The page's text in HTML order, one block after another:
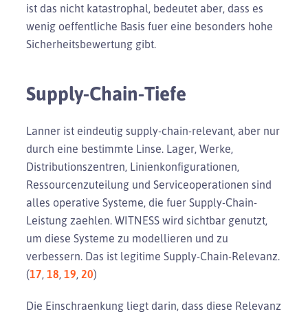
ist das nicht katastrophal, bedeutet aber, dass es
wenig oeffentliche Basis fuer eine besonders hohe
Sicherheitsbewertung gibt.
Supply-Chain-Tiefe
Lanner ist eindeutig supply-chain-relevant, aber nur
durch eine bestimmte Linse. Lager, Werke,
Distributionszentren, Linienkonfigurationen,
Ressourcenzuteilung und Serviceoperationen sind
alles operative Systeme, die fuer Supply-Chain-
Leistung zaehlen. WITNESS wird sichtbar genutzt,
um diese Systeme zu modellieren und zu
verbessern. Das ist legitime Supply-Chain-Relevanz.
(17, 18, 19, 20)
Die Einschraenkung liegt darin, dass diese Relevanz